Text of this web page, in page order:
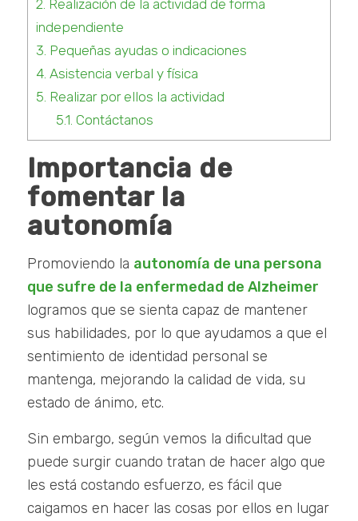
2. Realización de la actividad de forma
independiente
3. Pequeñas ayudas o indicaciones
4. Asistencia verbal y física
5. Realizar por ellos la actividad
5.1. Contáctanos
Importancia de
fomentar la
autonomía
Promoviendo la autonomía de una persona
que sufre de la enfermedad de Alzheimer
logramos que se sienta capaz de mantener
sus habilidades, por lo que ayudamos a que el
sentimiento de identidad personal se
mantenga, mejorando la calidad de vida, su
estado de ánimo, etc.
Sin embargo, según vemos la dificultad que
puede surgir cuando tratan de hacer algo que
les está costando esfuerzo, es fácil que
caigamos en hacer las cosas por ellos en lugar